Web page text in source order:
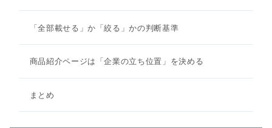
「全部載せる」か「絞る」かの判断基準
商品紹介ページは「企業の立ち位置」を決める
まとめ